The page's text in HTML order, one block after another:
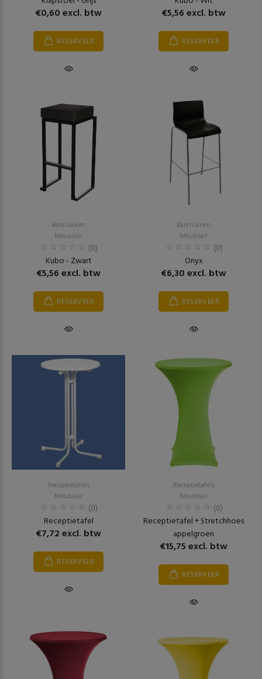
€0,60 excl. btw
RESERVEER
€5,56 excl. btw
RESERVEER
Barkrukken
Meubilair
(0)
Kubo - Zwart
€5,56 excl. btw
RESERVEER
Barkrukken
Meubilair
(0)
Onyx
€6,30 excl. btw
RESERVEER
Receptietafels
Meubilair
(0)
Receptietafel
€7,72 excl. btw
RESERVEER
Receptietafels
Meubilair
(0)
Receptietafel + Stretchhoes
appelgroen
€15,75 excl. btw
RESERVEER